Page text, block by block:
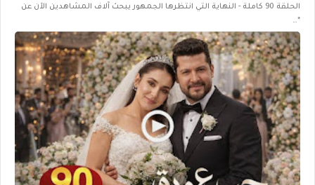
الحلقة 90 كاملة - النهاية التي انتظرها الجمهور يبحث آلاف المشاهدين الآن عن
*…